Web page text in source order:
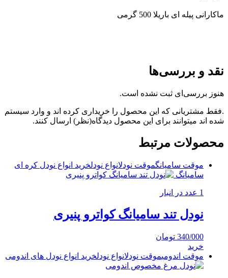
ماکارانی پیله ای باریلا 500 گرمی
نقد و بررسی‌ها
هنوز بررسی‌ای ثبت نشده است.
.فقط مشتریانی که این محصول را خریداری کرده اند و وارد سیستم
شده اند میتوانند برای این محصول دیدگاه(نظر) ارسال کنند.
محصولات مرتبط
موقت سامیانگموقت نودلانواع نودلخرید انواع نودل کره ای
سامیانگ
1 عدد در انبار
نودل تند سامیانگ کواترو پنیری
340/000 تومان
خرید
موقت اندومیموقت نودلانواع نودلخرید انواع نودل های اندومی